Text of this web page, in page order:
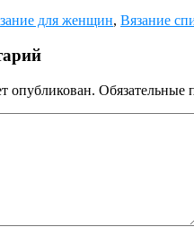
для женщин, Вязание
опубликован. Обязательные